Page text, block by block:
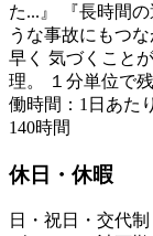
た...』 『長時間
うな事故にもつ
早く 気づくこと
理。 １分単位で
働時間：1日あた
140時間
休日・休暇
日・祝日・交代